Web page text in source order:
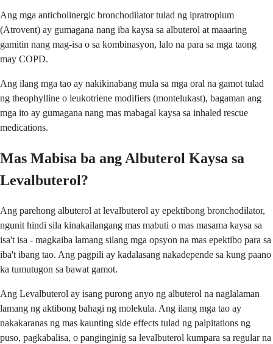
Ang mga anticholinergic bronchodilator tulad ng ipratropium
(Atrovent) ay gumagana nang iba kaysa sa albuterol at maaaring
gamitin nang mag-isa o sa kombinasyon, lalo na para sa mga taong
may COPD.
Ang ilang mga tao ay nakikinabang mula sa mga oral na gamot tulad
ng theophylline o leukotriene modifiers (montelukast), bagaman ang
mga ito ay gumagana nang mas mabagal kaysa sa inhaled rescue
medications.
Mas Mabisa ba ang Albuterol Kaysa sa
Levalbuterol?
Ang parehong albuterol at levalbuterol ay epektibong bronchodilator,
ngunit hindi sila kinakailangang mas mabuti o mas masama kaysa sa
isa't isa - magkaiba lamang silang mga opsyon na mas epektibo para sa
iba't ibang tao. Ang pagpili ay kadalasang nakadepende sa kung paano
ka tumutugon sa bawat gamot.
Ang Levalbuterol ay isang purong anyo ng albuterol na naglalaman
lamang ng aktibong bahagi ng molekula. Ang ilang mga tao ay
nakakaranas ng mas kaunting side effects tulad ng palpitations ng
puso, pagkabalisa, o panginginig sa levalbuterol kumpara sa regular na